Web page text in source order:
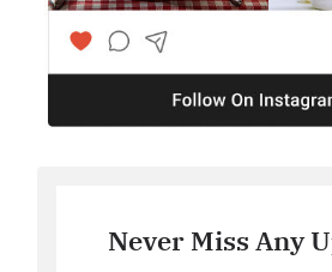
Never Miss Any